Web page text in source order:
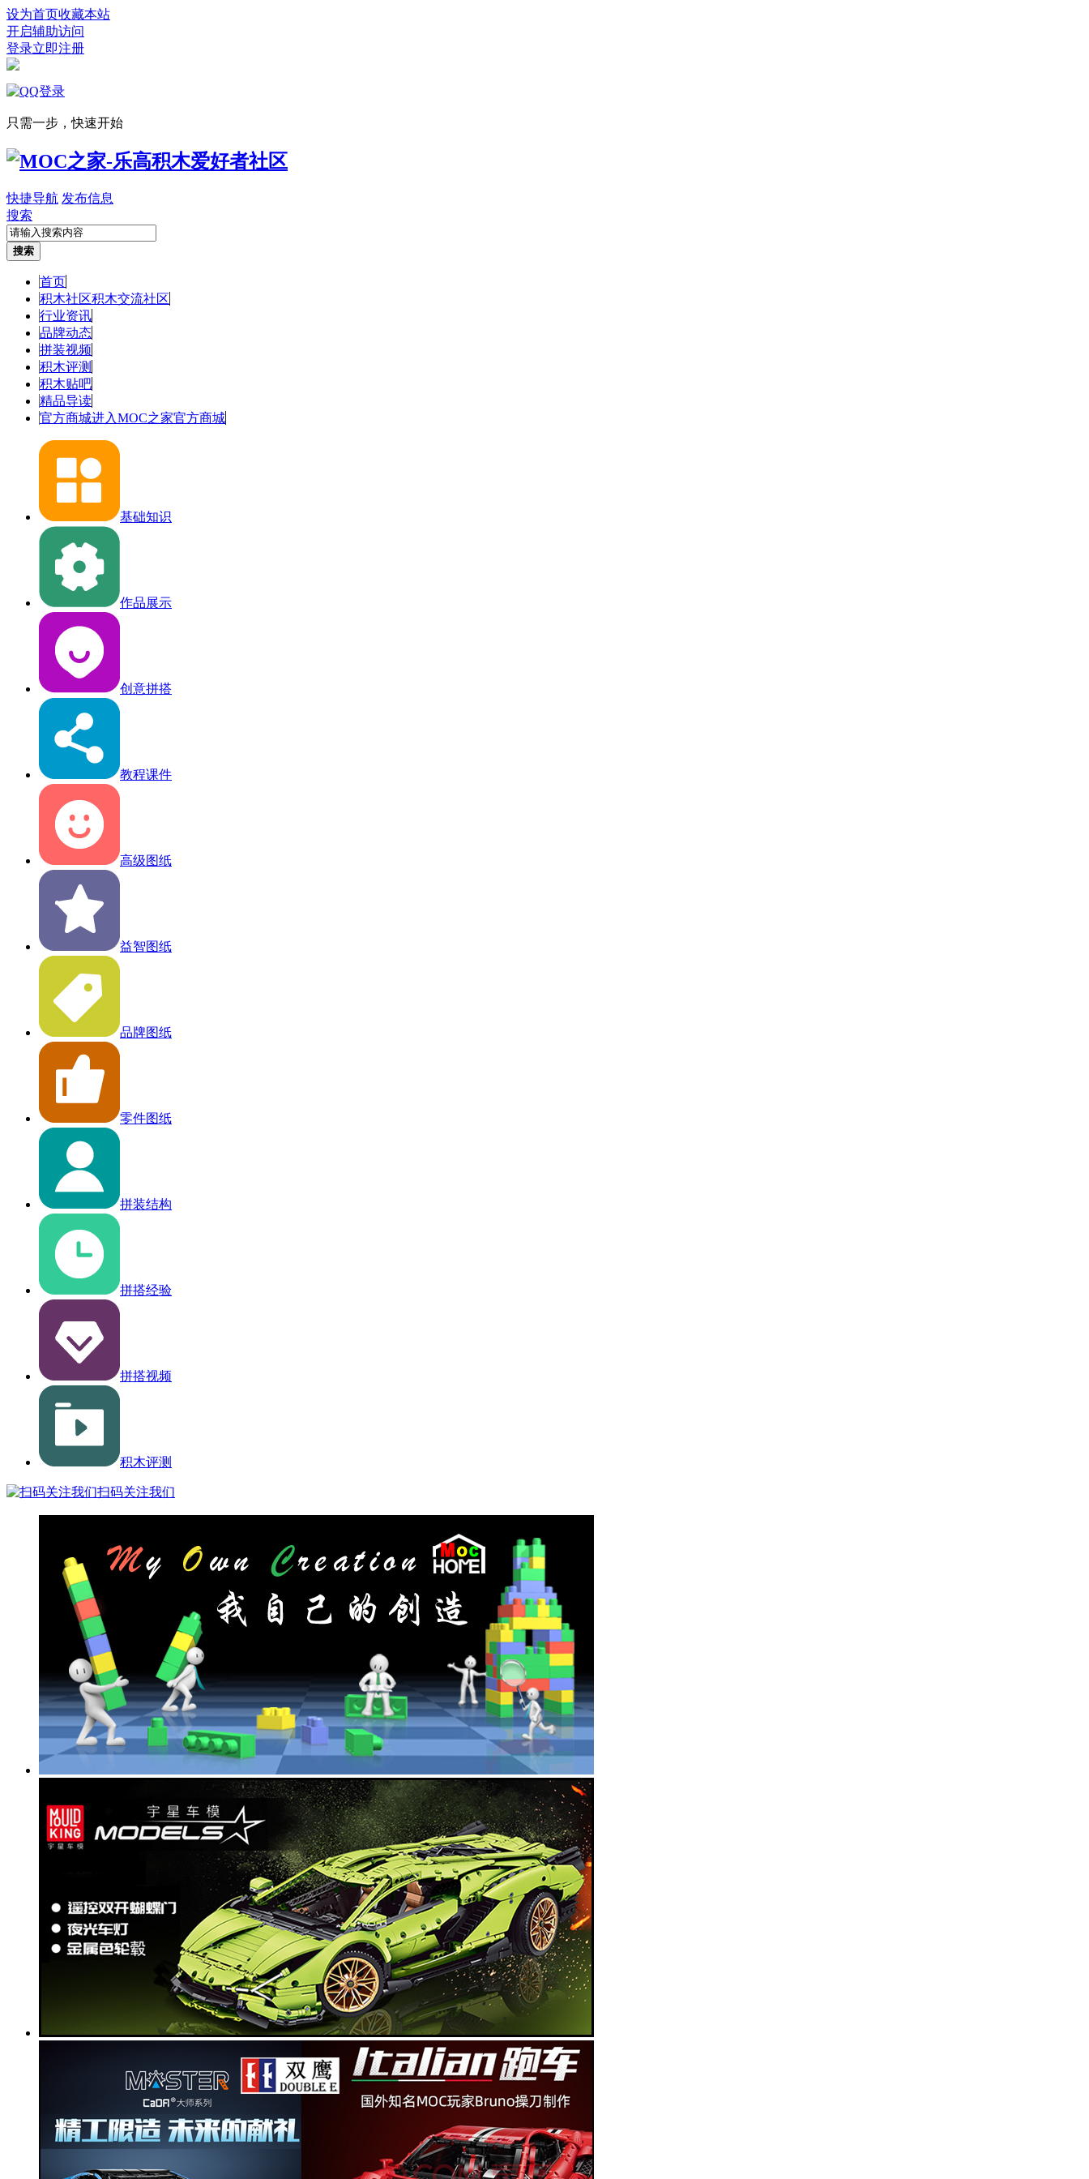
设为首页收藏本站
开启辅助访问
登录立即注册
只需一步，快速开始
快捷导航 发布信息
搜索
搜索
首页
积木社区积木交流社区
行业资讯
品牌动态
拼装视频
积木评测
积木贴吧
精品导读
官方商城进入MOC之家官方商城
基础知识
作品展示
创意拼搭
教程课件
高级图纸
益智图纸
品牌图纸
零件图纸
拼装结构
拼搭经验
拼搭视频
积木评测
扫码关注我们